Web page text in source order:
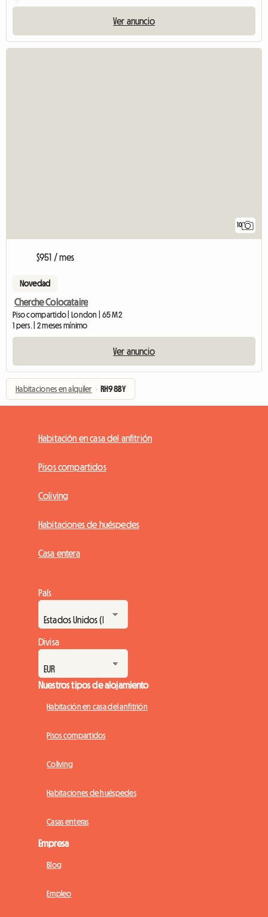
Ver anuncio
10
$951 / mes
Novedad
Cherche Colocataire
Piso compartido | London | 65 M2
1 pers. | 2 meses mínimo
Ver anuncio
Habitaciones en alquiler › RH9 8BY
Habitación en casa del anfitrión
Pisos compartidos
Coliving
Habitaciones de huéspedes
Casa entera
País
Divisa
Nuestros tipos de alojamiento
Habitación en casa del anfitrión
Pisos compartidos
Coliving
Habitaciones de huéspedes
Casas enteras
Empresa
Blog
Empleo